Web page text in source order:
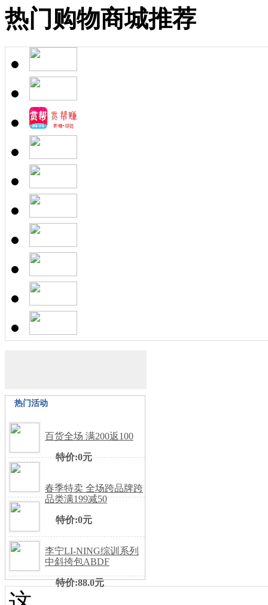
热门购物商城推荐
热门活动
百货全场 满200返100
特价:0元
春季特卖 全场跨品牌跨
品类满199减50
特价:0元
李宁LI-NING综训系列
中斜挎包ABDF
特价:88.0元